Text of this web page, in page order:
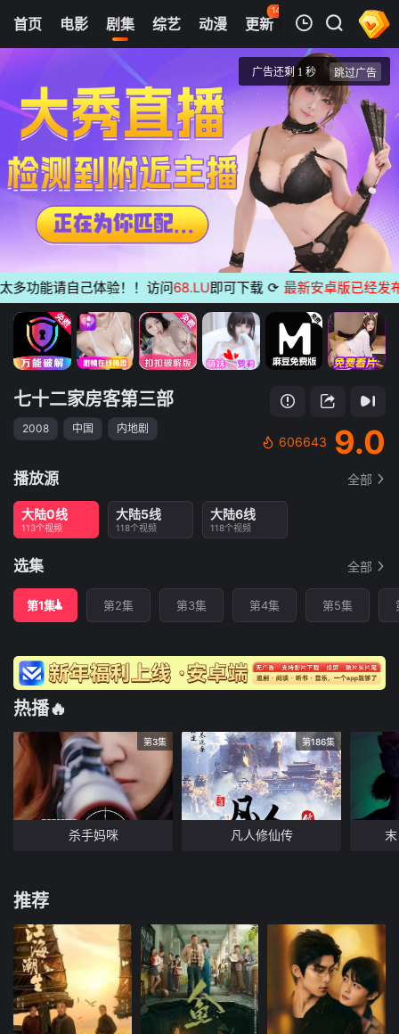
首页 电影 剧集 综艺 动漫 更新
143
热榜 APP
我的观影记录
第1集
七十二家房客第三部
清空
能请自己体验！！访问68.LU即可下载 ⟳ 最新安卓版已经发布无
七十二家房客第三部
2008 中国 内地剧
606643 9.0
播放源 全部
大陆0线
113个视频
大陆5线
118个视频
大陆6线
118个视频
选集 全部
第1集 第2集 第3集 第4集 第5集
热播🔥
第3集
杀手妈咪
第186集
凡人修仙传
推荐